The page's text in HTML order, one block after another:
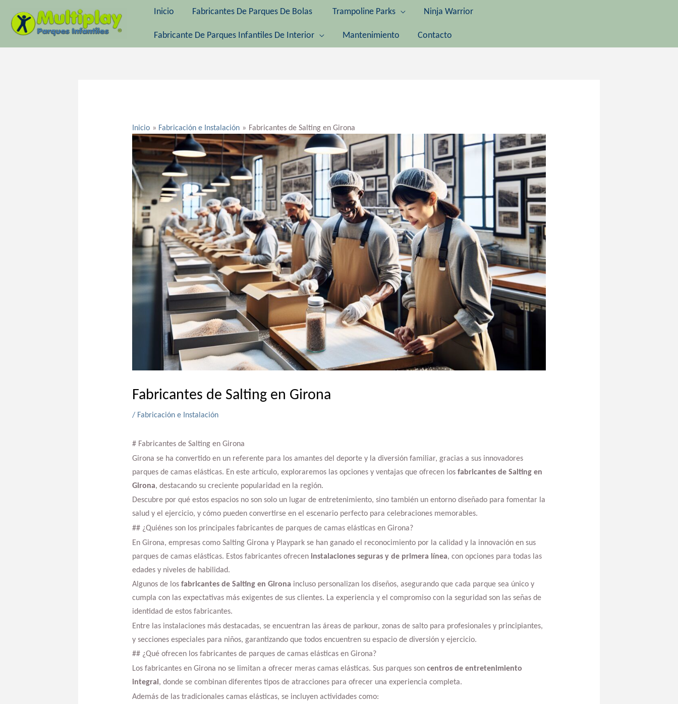
contenido
Inicio Fabricantes De Parques De Bolas Trampoline Parks Ninja Warrior
Fabricante De Parques Infantiles De Interior Mantenimiento Contacto
Inicio Fabricación e Instalación Fabricantes de Salting en Girona
Fabricantes de Salting en Girona
/ Fabricación e Instalación
# Fabricantes de Salting en Girona
Girona se ha convertido en un referente para los amantes del deporte y la diversión familiar, gracias a sus innovadores
parques de camas elásticas. En este artículo, exploraremos las opciones y ventajas que ofrecen los fabricantes de Salting en
Girona, destacando su creciente popularidad en la región.
Descubre por qué estos espacios no son solo un lugar de entretenimiento, sino también un entorno diseñado para fomentar la
salud y el ejercicio, y cómo pueden convertirse en el escenario perfecto para celebraciones memorables.
## ¿Quiénes son los principales fabricantes de parques de camas elásticas en Girona?
En Girona, empresas como Salting Girona y Playpark se han ganado el reconocimiento por la calidad y la innovación en sus
parques de camas elásticas. Estos fabricantes ofrecen instalaciones seguras y de primera línea, con opciones para todas las
edades y niveles de habilidad.
Algunos de los fabricantes de Salting en Girona incluso personalizan los diseños, asegurando que cada parque sea único y
cumpla con las expectativas más exigentes de sus clientes. La experiencia y el compromiso con la seguridad son las señas de
identidad de estos fabricantes.
Entre las instalaciones más destacadas, se encuentran las áreas de parkour, zonas de salto para profesionales y principiantes,
y secciones especiales para niños, garantizando que todos encuentren su espacio de diversión y ejercicio.
## ¿Qué ofrecen los fabricantes de parques de camas elásticas en Girona?
Los fabricantes en Girona no se limitan a ofrecer meras camas elásticas. Sus parques son centros de entretenimiento
integral , donde se combinan diferentes tipos de atracciones para ofrecer una experiencia completa.
Además de las tradicionales camas elásticas, se incluyen actividades como: